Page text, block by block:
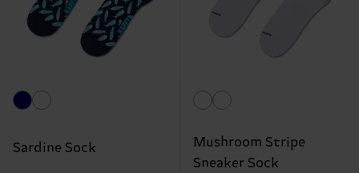
Sardine Sock
Mushroom Stripe
Sneaker Sock